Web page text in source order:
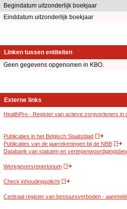
Begindatum uitzonderlijk boekjaar
Einddatum uitzonderlijk boekjaar
Linken tussen entiteiten
Geen gegevens opgenomen in KBO.
Externe links
HealthPro - Register van actieve zorgverleners in
Publicaties in het Belgisch Staatsblad
Publicaties van de jaarrekeningen bij de NBB
Databank van statuten en
Werkgeversrepertorium
Check inhoudingsplicht
Centraal register van bestuursverboden -